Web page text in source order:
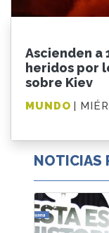
Ascienden a
heridos por
sobre Kiev
MUNDO |
NOTICIAS